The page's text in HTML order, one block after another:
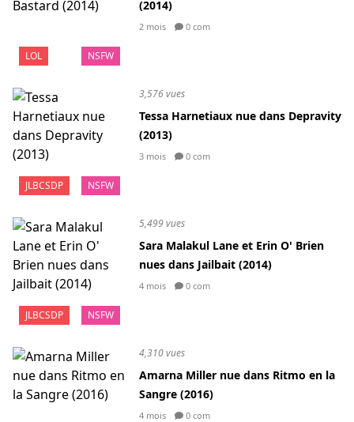
LOL NSFW
(2014)
2 mois 0 com
JLBCSDP NSFW
3,576 vues
Tessa Harnetiaux nue dans Depravity
(2013)
3 mois 0 com
JLBCSDP NSFW
5,499 vues
Sara Malakul Lane et Erin O' Brien
nues dans Jailbait (2014)
4 mois 0 com
4,310 vues
Amarna Miller nue dans Ritmo en la
Sangre (2016)
4 mois 0 com